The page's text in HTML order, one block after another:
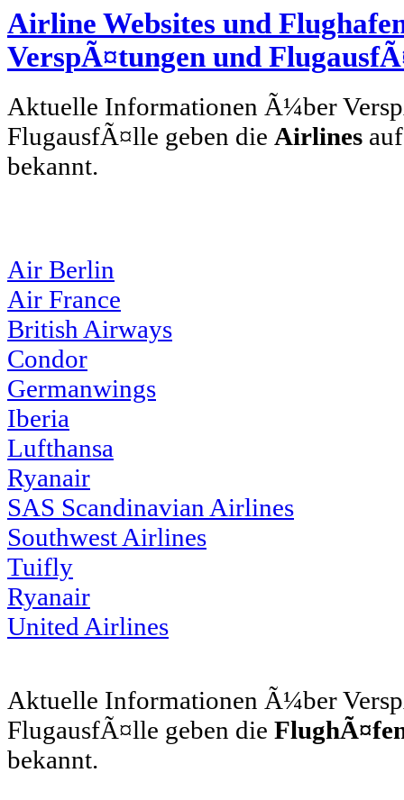
Airline Websites und
VerspÃ¤tungen und
Aktuelle Informationen Ã¼ber
FlugausfÃ¤lle geben die Airlines
bekannt.
Air Berlin
Air France
British Airways
Condor
Germanwings
Iberia
Lufthansa
Ryanair
SAS Scandinavian Airlines
Southwest Airlines
Tuifly
Ryanair
United Airlines
Aktuelle Informationen Ã¼ber
FlugausfÃ¤lle geben die
bekannt.